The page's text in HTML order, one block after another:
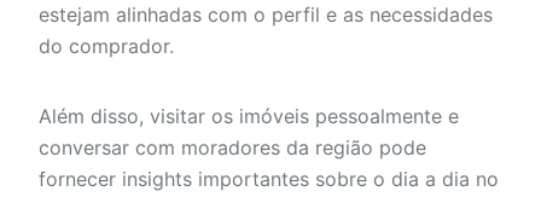
estejam alinhadas com o perfil e as necessidades
do comprador.
Além disso, visitar os imóveis pessoalmente e
conversar com moradores da região pode
fornecer insights importantes sobre o dia a dia no